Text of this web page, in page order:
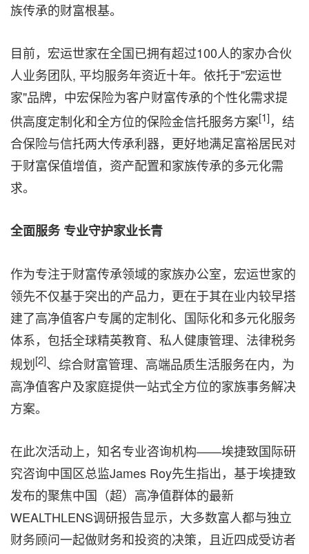
族传承的财富根基。
目前，宏运世家在全国已拥有超过100人的家办合伙
人业务团队, 平均服务年资近十年。依托于"宏运世
家"品牌，中宏保险为客户财富传承的个性化需求提
供高度定制化和全方位的保险金信托服务方案[1]，结
合保险与信托两大传承利器，更好地满足富裕居民对
于财富保值增值，资产配置和家族传承的多元化需
求。
全面服务 专业守护家业长青
作为专注于财富传承领域的家族办公室，宏运世家的
领先不仅基于突出的产品力，更在于其在业内较早搭
建了高净值客户专属的定制化、国际化和多元化服务
体系，包括全球精英教育、私人健康管理、法律税务
规划[2]、综合财富管理、高端品质生活服务在内，为
高净值客户及家庭提供一站式全方位的家族事务解决
方案。
在此次活动上，知名专业咨询机构——埃捷致国际研
究咨询中国区总监James Roy先生指出，基于埃捷致
发布的聚焦中国（超）高净值群体的最新
WEALTHLENS调研报告显示，大多数富人都与独立
财务顾问一起做财务和投资的决策，且近四成受访者